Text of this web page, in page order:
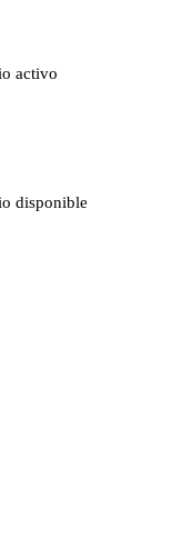
activo
disponible